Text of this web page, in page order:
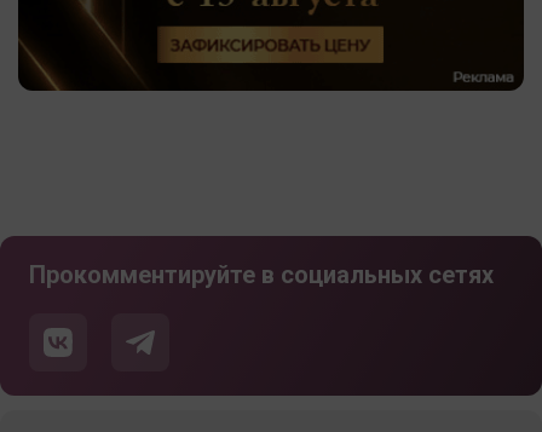
Прокомментируйте в социальных сетях